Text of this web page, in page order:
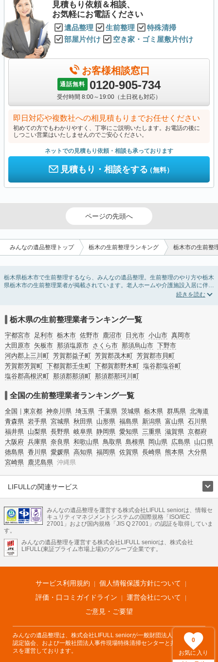
0
お気に入り
見積もり依頼＆相談、
お気軽にお電話ください
遺品整理 生前整理
特殊清掃
部屋片付け
空き家・ゴミ屋敷片付け
お客様相談窓口
通話無料 0120-905-734
受付時間 8:00～19:00（土日祝も対応）
即日対応や複数社への相見積もりまでお任せください
初めての方でもわかりやすく、丁寧にご説明いたします。お電話の後に
しつこい営業はいたしませんのでご安心ください。
ネットでの見積もり依頼・相談も承っております
見積もり・相談をする（無料）
ページの先頭へ
みんなの遺品整理トップ 栃木の生前整理ランキング 栃木市の生前整
栃木県栃木市で生前整理するなら、みんなの遺品整理。生前整理のやり方や栃木
県栃木市の生前整理業者が掲載されています。老人ホームや介護施設入居に伴う
不用品の処分・回収・引き取りから、在宅介護の介護整理や福祉住環境整理まで
ービスで絞り込み検索を利用してみましょう。
またお役立ち情報も豊富なので終活でエンディングノートの選び方や、整理整
頓・老前整理・生前整理のコツについてもチェックしてみてください。
栃木県の生前整理業者ランキング一覧
宇都宮市 足利市 栃木市 佐野市 鹿沼市 日光市 小山市 真岡市
大田原市 矢板市 那須塩原市 さくら市 那須烏山市 下野市
河内郡上三川町 芳賀郡益子町 芳賀郡茂木町 芳賀郡市貝町
芳賀郡芳賀町 下都賀郡壬生町 下都賀郡野木町 塩谷郡塩谷町
塩谷郡高根沢町 那須郡那須町 那須郡那珂川町
全国の生前整理業者ランキング一覧
全国 東京都 神奈川県 埼玉県 千葉県 茨城県 栃木県 群馬県 北海道
青森県 岩手県 宮城県 秋田県 山形県 福島県 新潟県 富山県 石川県
福井県 山梨県 長野県 岐阜県 静岡県 愛知県 三重県 滋賀県 京都府
大阪府 兵庫県 奈良県 和歌山県 鳥取県 島根県 岡山県 広島県 山口県
徳島県 香川県 愛媛県 高知県 福岡県 佐賀県 長崎県 熊本県 大分県
宮崎県 鹿児島県 沖縄県
LIFULLの関連サービス
不動産・住宅
引越し 老人ホーム 地方創生 ママの就労支援
不動産クラウドファンディング 遺品整理 老後の暮らし情報
LIFULL HOME'Sのサービス
不動産・住宅
不動産査定 マンション専門売却査定 不動産投資 アドバイザー
不動産アーカイブ
空き家バンク 家賃相場 不動産会社
まちむすび
不動産用語集 住まいのお役立ち情報
LIFULL HOME'S PRESS
アプリ 不動産データ 不動産転職
みんなの遺品整理を運営する株式会社LIFULL seniorは、情報セ
キュリティマネジメントシステムの国際規格「ISO/IEC
27001」および国内規格「JIS Q 27001」の認証を取得していま
す。
みんなの遺品整理を運営する株式会社LIFULL seniorは、株式会社
LIFULL(東証プライム市場上場)のグループ企業です。
サービス利用規約
個人情報保護方針について
評価・口コミガイドライン
運営会社について
ご意見・ご要望
みんなの遺品整理は、株式会社LIFULL seniorが一般財団法人遺品整理士
認定協会、および一般社団法人事件現場特殊清掃センターと共同でサービ
スを運営しております。